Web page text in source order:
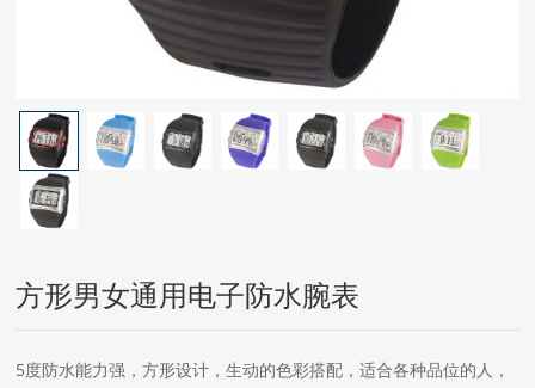
方形男女通用电子防水腕表
5度防水能力强，方形设计，生动的色彩搭配，适合各种品位的人，